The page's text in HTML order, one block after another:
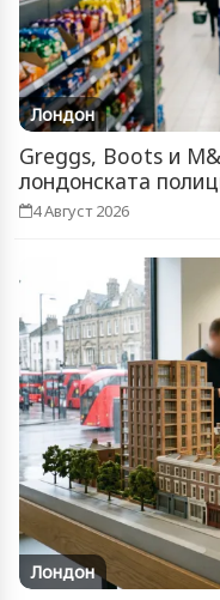
Лондон
Greggs, Boots и
лондонската
4 Август 2026
Лондон